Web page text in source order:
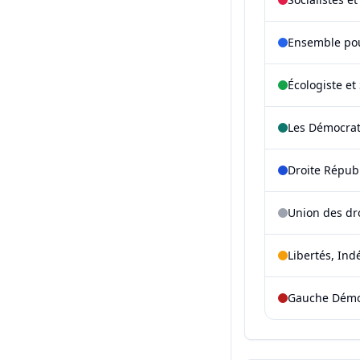
Ensemble
Écologiste et
Les
Droite
Union des
Libertés,
Gauche